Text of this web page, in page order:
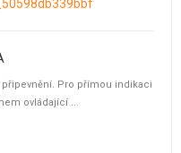
Pro přímou indikaci
ovládající ...